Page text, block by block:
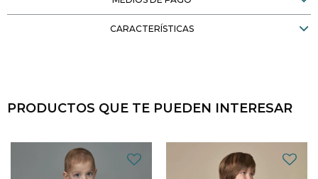
CARACTERÍSTICAS
PRODUCTOS QUE TE PUEDEN INTERESAR